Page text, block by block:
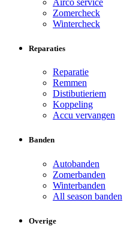
Airco service
Zomercheck
Wintercheck
Reparaties
Reparatie
Remmen
Distibutieriem
Koppeling
Accu vervangen
Banden
Autobanden
Zomerbanden
Winterbanden
All season banden
Overige